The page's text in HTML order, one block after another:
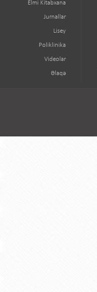
Elmi Kitabxana
Jurnallar
Lisey
Poliklinika
Videolar
Əlaqə